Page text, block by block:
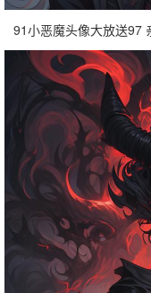
91小恶魔头像大放送97